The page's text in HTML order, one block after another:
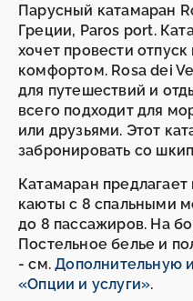
Парусный катамаран
Греции, Paros port.
хочет провести
комфортом. Rosa dei
для путешествий и
всего подходит для
или друзьями. Этот
забронировать со
Катамаран
каюты с 8 спальными
до 8 пассажиров. На
Постельное белье и
- см.Дополнительную
«Опции и услуги».